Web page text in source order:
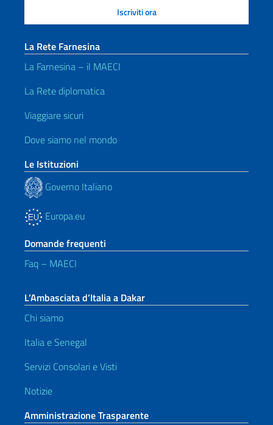
La Rete Farnesina
La Farnesina – il MAECI
La Rete diplomatica
Viaggiare sicuri
Dove siamo nel mondo
Le Istituzioni
Governo Italiano
Europa.eu
Domande frequenti
Faq – MAECI
L’Ambasciata d’Italia a Dakar
Chi siamo
Italia e Senegal
Servizi Consolari e Visti
Notizie
Amministrazione Trasparente